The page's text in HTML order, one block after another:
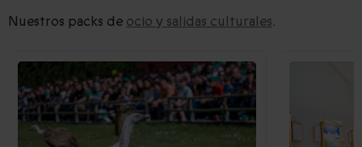
Nuestros packs de ocio y salidas culturales.